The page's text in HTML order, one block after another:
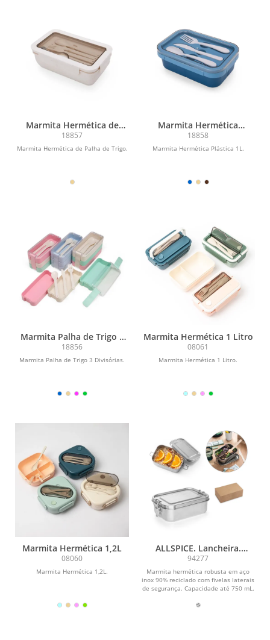
Marmita Hermética de
Palha de Trigo
18857
Marmita Hermética de Palha de Trigo.
Marmita Hermética
Plástica 1L
18858
Marmita Hermética Plástica 1L.
Marmita Palha de Trigo 3
Divisórias
18856
Marmita Palha de Trigo 3 Divisórias.
Marmita Hermética 1 Litro
08061
Marmita Hermética 1 Litro.
Marmita Hermética 1,2L
08060
Marmita Hermética 1,2L.
ALLSPICE. Lancheira.
Marmita hermética robusta
em aço inox (90% reciclado)
750 mL
94277
Marmita hermética robusta em aço
inox 90% reciclado com fivelas laterais
de segurança. Capacidade até 750 mL.